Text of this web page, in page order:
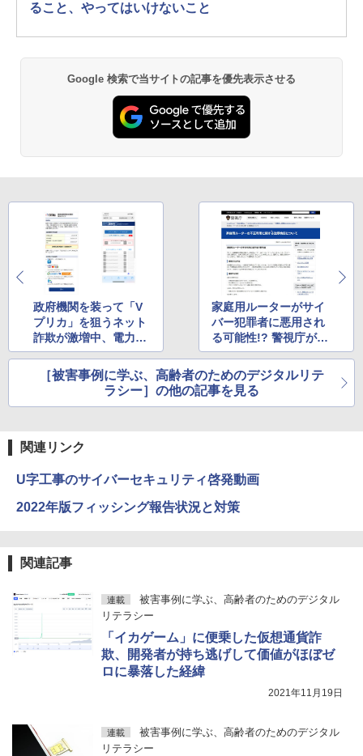
ること、やってはいけないこと
Google 検索で当サイトの記事を優先表示させる
政府機関を装って「V
プリカ」を狙うネット
詐欺が激増中、電力会
社を騙ることも。詐欺
サイトに誘導する手口
に注意
家庭用ルーターがサイ
バー犯罪者に悪用され
る可能性!? 警視庁が公
開した対策方法で設定
を見直そう
［被害事例に学ぶ、高齢者のためのデジタルリテ
ラシー］の他の記事を見る
関連リンク
U字工事のサイバーセキュリティ啓発動画
2022年版フィッシング報告状況と対策
関連記事
連載
被害事例に学ぶ、高齢者のためのデジタル
リテラシー
「イカゲーム」に便乗した仮想通貨詐
欺、開発者が持ち逃げして価値がほぼゼ
ロに暴落した経緯
2021年11月19日
連載
被害事例に学ぶ、高齢者のためのデジタル
リテラシー